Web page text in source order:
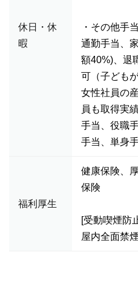
休日・休
暇
・その他手当
通勤手当、
額40%)、退
可（子ども
女性社員の
員も取得実
手当、役職
手当、単身
福利厚生
健康保険、
保険
[受動喫煙防
屋内全面禁煙